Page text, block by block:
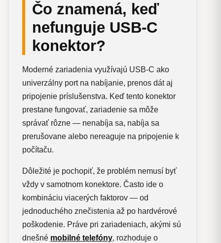
Čo znamená, keď
nefunguje USB-C
konektor?
Moderné zariadenia využívajú USB-C ako
univerzálny port na nabíjanie, prenos dát aj
pripojenie príslušenstva. Keď tento konektor
prestane fungovať, zariadenie sa môže
správať rôzne — nenabíja sa, nabíja sa
prerušovane alebo nereaguje na pripojenie k
počítaču.
Dôležité je pochopiť, že problém nemusí byť
vždy v samotnom konektore. Často ide o
kombináciu viacerých faktorov — od
jednoduchého znečistenia až po hardvérové
poškodenie. Práve pri zariadeniach, akými sú
dnešné mobilné telefóny, rozhoduje o